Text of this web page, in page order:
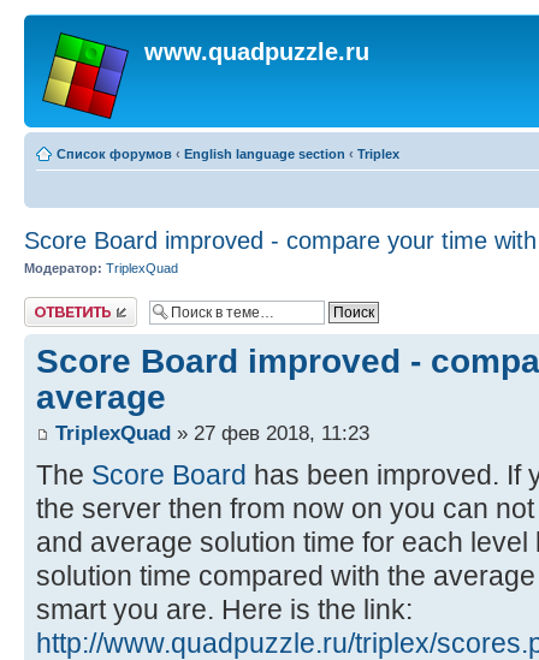
www.quadpuzzle.ru
Список форумов ‹ English language section ‹ Triplex
Score Board improved - compare your time
Модератор: TriplexQuad
Ответить
Score Board improved -
average
TriplexQuad » 27 фев 2018, 11:23
The Score Board has been improved. If
the server then from now on you can
and average solution time for each
solution time compared with the
smart you are. Here is the link:
http://www.quadpuzzle.ru/triplex/